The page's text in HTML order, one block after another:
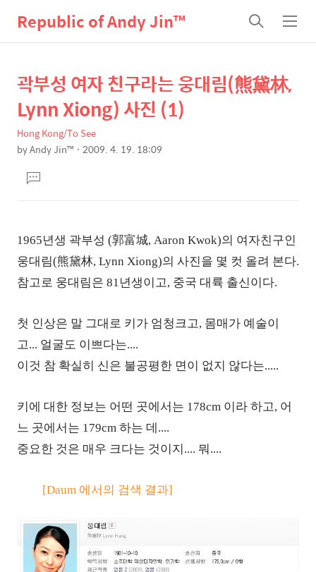
Republic of Andy Jin™
검
색
메
뉴
상
세
컨
텐
본
제
목
곽부성 여자 친구라는 웅대림(熊黛林,
Lynn Xiong) 사진 (1)
Hong Kong/To See
byAndy Jin™ 2009. 4. 19. 18:09
문댓
글
1965년생 곽부성 (郭富城, Aaron Kwok)의 여자친구인
웅대림(熊黛林, Lynn Xiong)의 사진을 몇 컷 올려 본다.
참고로 웅대림은 81년생이고, 중국 대륙 출신이다.
첫 인상은 말 그대로 키가 엄청크고, 몸매가 예술이
고... 얼굴도 이쁘다는....
이것 참 확실히 신은 불공평한 면이 없지 않다는.....
키에 대한 정보는 어떤 곳에서는 178cm 이라 하고, 어
느 곳에서는 179cm 하는 데....
중요한 것은 매우 크다는 것이지.... 뭐....
[Daum 에서의 검색 결과]